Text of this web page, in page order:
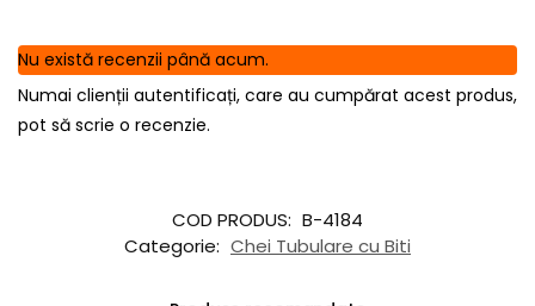
Nu există recenzii până acum.
Numai clienții autentificați, care au cumpărat acest produs,
pot să scrie o recenzie.
COD PRODUS: B-4184
Categorie: Chei Tubulare cu Biti